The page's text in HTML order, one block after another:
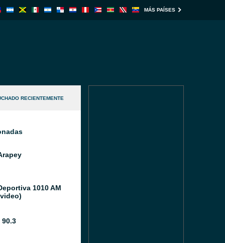
MÁS PAÍSES
RECIENTEMENTE
1010 AM
90.3